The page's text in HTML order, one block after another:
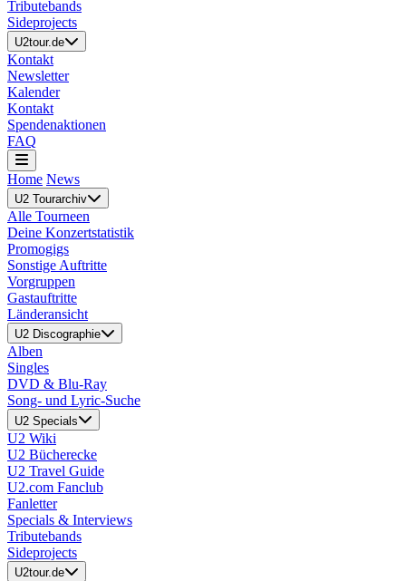
Tributebands
Sideprojects
U2tour.de
Kontakt
Newsletter
Kalender
Kontakt
Spendenaktionen
FAQ
Home News
U2 Tourarchiv
Alle Tourneen
Deine Konzertstatistik
Promogigs
Sonstige Auftritte
Vorgruppen
Gastauftritte
Länderansicht
U2 Discographie
Alben
Singles
DVD & Blu-Ray
Song- und Lyric-Suche
U2 Specials
U2 Wiki
U2 Bücherecke
U2 Travel Guide
U2.com Fanclub
Fanletter
Specials & Interviews
Tributebands
Sideprojects
U2tour.de